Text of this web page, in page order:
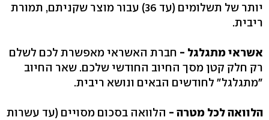
יותר של תשלומים (עד 36) עבור מוצר שקניתם, תמורת
ריבית.
אשראי מתגלגל - חברת האשראי מאפשרת לכם לשלם
רק חלק קטן מסך החיוב החודשי שלכם. שאר החיוב
"מתגלגל" לחודשים הבאים ונושא ריבית.
הלוואה לכל מטרה - הלוואה בסכום מסויים (עד עשרות